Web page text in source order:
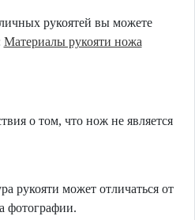
рукоятей вы можете
Материалы рукояти ножа
о том, что нож не является
рукояти может отличаться от
фотографии.